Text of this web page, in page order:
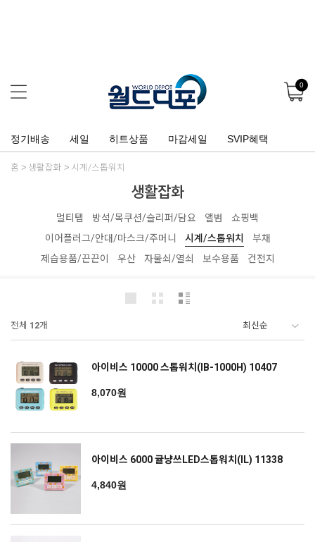
0
정기배송 세일 히트상품 마감세일 SVIP혜택
홈 생활잡화 시계/스톱워치
생활잡화
멀티탭 방석/목쿠션/슬리퍼/담요 앨범
쇼핑백
이어플러그/안대/마스크/주머니
시계/스톱워치
부채
제습용품/끈끈이
우산 자물쇠/열쇠 보수용품 건전지
전체 12개
아이비스 10000 스톱워치(IB-1000H) 10407
8,070원
아이비스 6000 귤냥쓰LED스톱워치(IL) 11338
4,840원